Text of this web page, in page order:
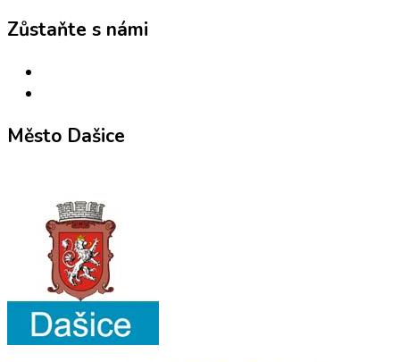
Zůstaňte s námi
Město Dašice